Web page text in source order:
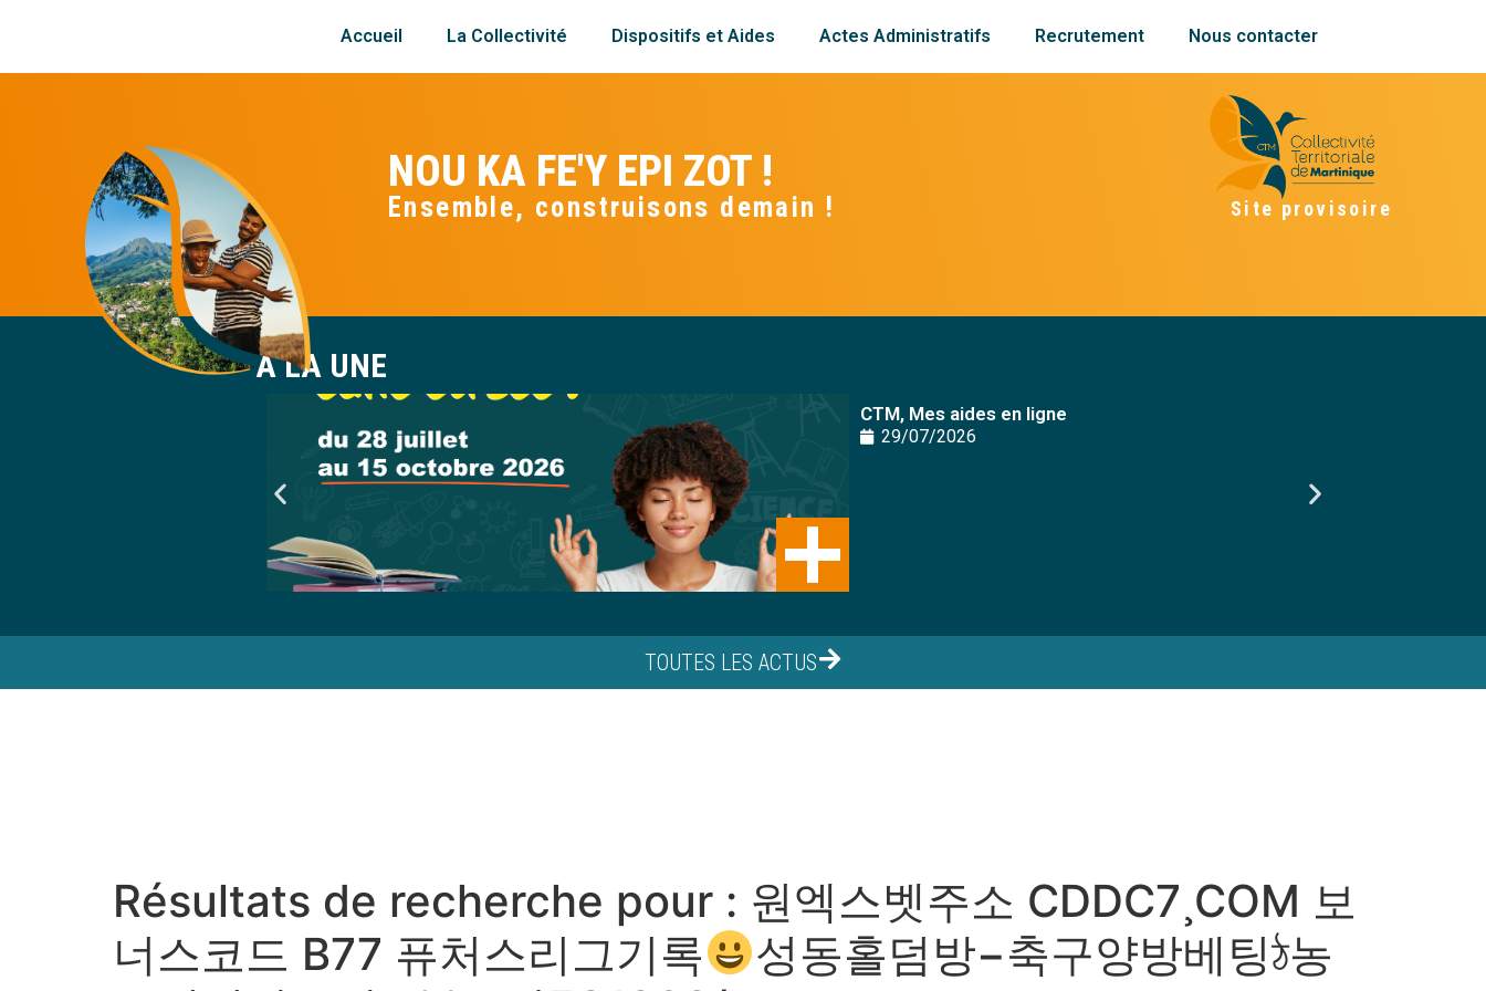
Accueil La Collectivité Dispositifs et Aides Actes Administratifs Recrutement Nous contacter
NOU KA FE'Y EPI ZOT !
Ensemble, construisons demain ! Site provisoire
A LA UNE
CTM, Mes aides en ligne
29/07/2026
TOUTES LES ACTUS
Résultats de recherche pour : 원엑스벳주소 CDDC7¸COM 보
너스코드 B77 퓨처스리그기록
성동홀덤방−축구양방베팅ঠ농